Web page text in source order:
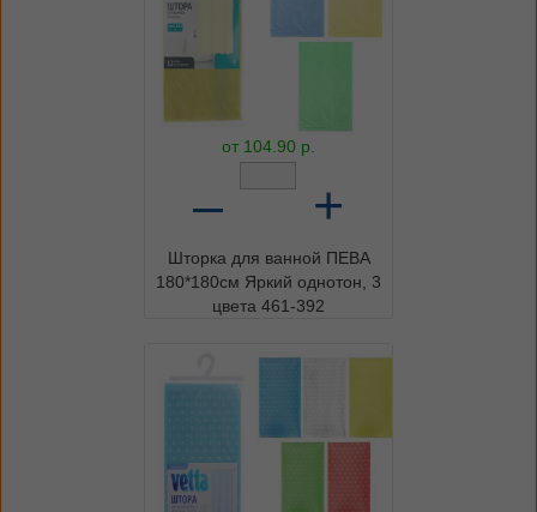
от 104.90 р.
– +
Шторка для ванной ПЕВА
180*180см Яркий однотон, 3
цвета 461-392